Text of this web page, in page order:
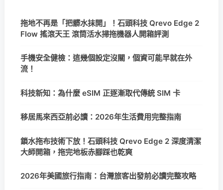
拖地不再是「把髒水抹開」！石頭科技 Qrevo Edge 2
Flow 搖滾天王 滾筒活水掃拖機器人開箱評測
手機安全健檢：這幾個設定沒關，個資可能早就在外
流！
科技新知：為什麼 eSIM 正逐漸取代傳統 SIM 卡
移居馬來西亞前必讀：2026年生活費用完整指南
鎖水拖布技術下放！石頭科技 Qrevo Edge 2 深度清潔
大師開箱，拖完地板赤腳踩也乾爽
2026年美國旅行指南：台灣旅客出發前必讀完整攻略